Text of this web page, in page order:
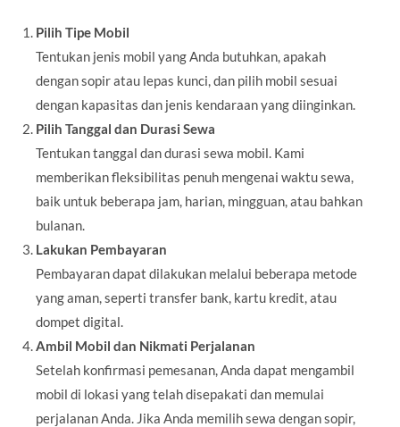
Pilih Tipe Mobil
Tentukan jenis mobil yang Anda butuhkan, apakah
dengan sopir atau lepas kunci, dan pilih mobil sesuai
dengan kapasitas dan jenis kendaraan yang diinginkan.
Pilih Tanggal dan Durasi Sewa
Tentukan tanggal dan durasi sewa mobil. Kami
memberikan fleksibilitas penuh mengenai waktu sewa,
baik untuk beberapa jam, harian, mingguan, atau bahkan
bulanan.
Lakukan Pembayaran
Pembayaran dapat dilakukan melalui beberapa metode
yang aman, seperti transfer bank, kartu kredit, atau
dompet digital.
Ambil Mobil dan Nikmati Perjalanan
Setelah konfirmasi pemesanan, Anda dapat mengambil
mobil di lokasi yang telah disepakati dan memulai
perjalanan Anda. Jika Anda memilih sewa dengan sopir,